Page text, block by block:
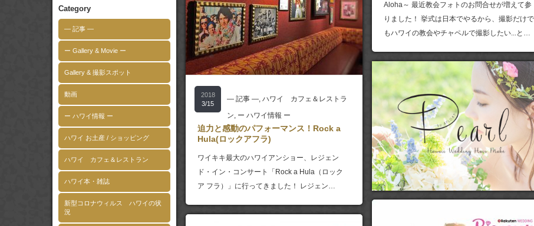
Category
― 記事 ―
ー Gallery & Movie ー
Gallery & 撮影スポット
動画
ー ハワイ情報 ー
ハワイ お土産 / ショッピング
ハワイ カフェ＆レストラン
ハワイ本・雑誌
新型コロナウィルス ハワイの状
況
Aloha～ 最近教会フォトのお問合せが増えて参
りました！ 挙式は日本でやるから、撮影だけで
もハワイの教会やチャペルで撮影したい...と…
2018
3/15
― 記事 ―, ハワイ カフェ＆レストラ
ン, ー ハワイ情報 ー
迫力と感動のパフォーマンス！Rock a
Hula(ロックアフラ)
ワイキキ最大のハワイアンショー、レジェン
ド・イン・コンサート「Rock a Hula（ロック
ア フラ）」に行ってきました！ レジェン…